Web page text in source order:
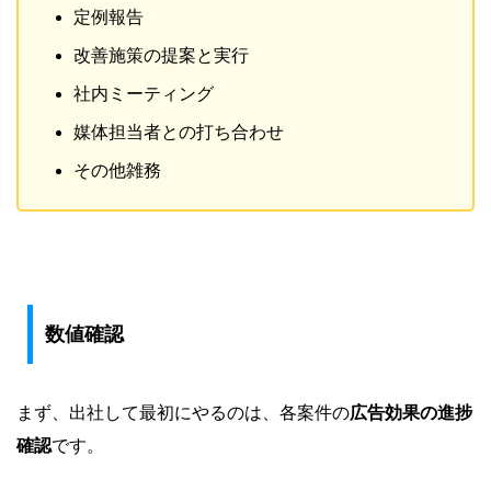
定例報告
改善施策の提案と実行
社内ミーティング
媒体担当者との打ち合わせ
その他雑務
数値確認
まず、出社して最初にやるのは、各案件の広告効果の進捗
確認です。